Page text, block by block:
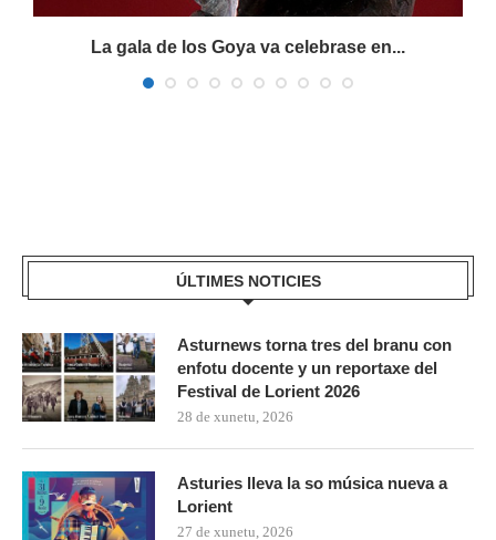
La gala de los Goya va celebrase en...
ÚLTIMES NOTICIES
Asturnews torna tres del branu con
enfotu docente y un reportaxe del
Festival de Lorient 2026
28 de xunetu, 2026
Asturies lleva la so música nueva a
Lorient
27 de xunetu, 2026